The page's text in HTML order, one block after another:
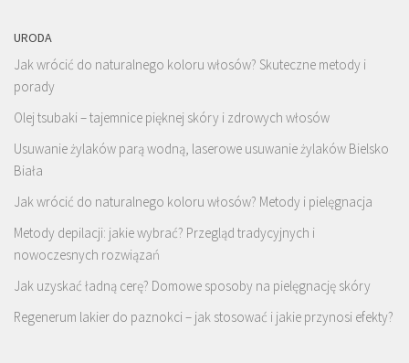
URODA
Jak wrócić do naturalnego koloru włosów? Skuteczne metody i
porady
Olej tsubaki – tajemnice pięknej skóry i zdrowych włosów
Usuwanie żylaków parą wodną, laserowe usuwanie żylaków Bielsko
Biała
Jak wrócić do naturalnego koloru włosów? Metody i pielęgnacja
Metody depilacji: jakie wybrać? Przegląd tradycyjnych i
nowoczesnych rozwiązań
Jak uzyskać ładną cerę? Domowe sposoby na pielęgnację skóry
Regenerum lakier do paznokci – jak stosować i jakie przynosi efekty?